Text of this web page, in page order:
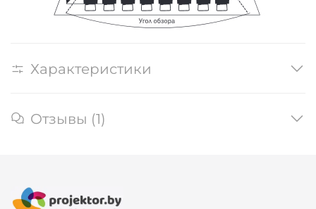
Характеристики
Отзывы (1)